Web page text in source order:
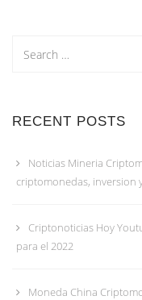
RECENT POSTS
Noticias Mineria
criptomonedas, inversion
Criptonoticias Hoy
para el 2022
Moneda China